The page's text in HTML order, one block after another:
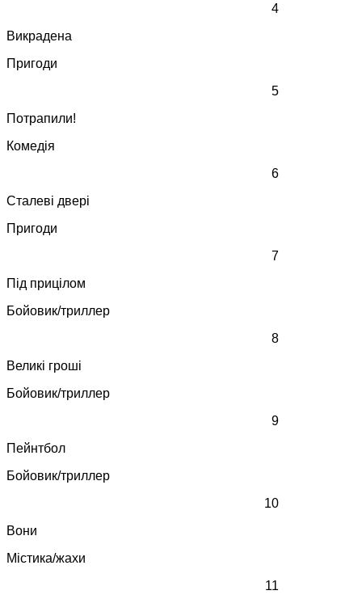
4
Викрадена
Пригоди
5
Потрапили!
Комедія
6
Сталеві двері
Пригоди
7
Під прицілом
Бойовик/триллер
8
Великі гроші
Бойовик/триллер
9
Пейнтбол
Бойовик/триллер
10
Вони
Містика/жахи
11